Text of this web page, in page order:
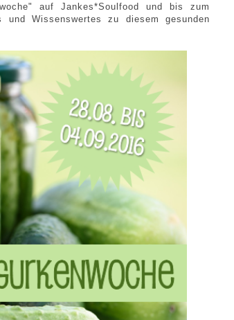
auf Jankes*Soulfood und bis zum
Wissenswertes zu diesem gesunden